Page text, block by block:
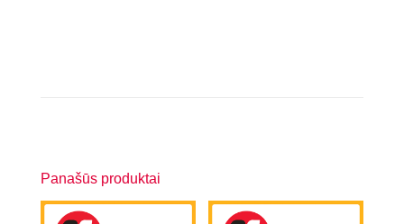
Panašūs produktai